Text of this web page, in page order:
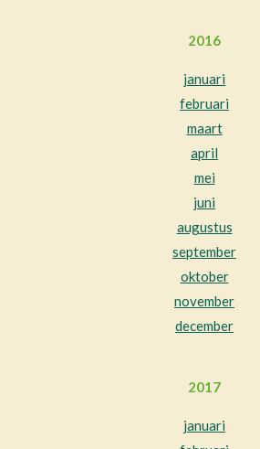
2016
januari
februari
maart
april
mei
juni
augustus
september
oktober
november
december
2017
januari